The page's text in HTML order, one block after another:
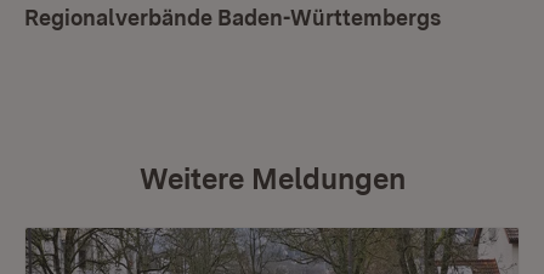
Regionalverbände Baden-Württembergs
Weitere Meldungen